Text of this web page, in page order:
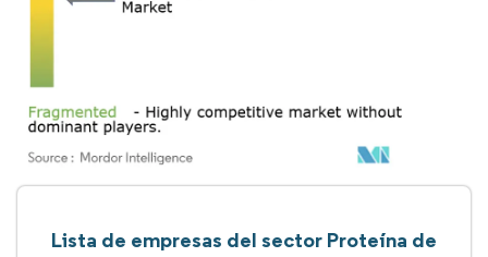
Lista de empresas del sector Proteína de